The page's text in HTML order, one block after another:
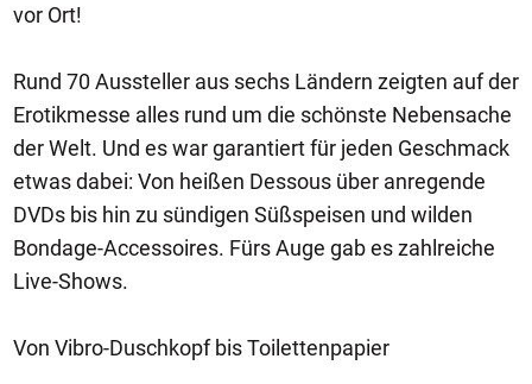
vor Ort!
Rund 70 Aussteller aus sechs Ländern zeigten auf der
Erotikmesse alles rund um die schönste Nebensache
der Welt. Und es war garantiert für jeden Geschmack
etwas dabei: Von heißen Dessous über anregende
DVDs bis hin zu sündigen Süßspeisen und wilden
Bondage-Accessoires. Fürs Auge gab es zahlreiche
Live-Shows.
Von Vibro-Duschkopf bis Toilettenpapier